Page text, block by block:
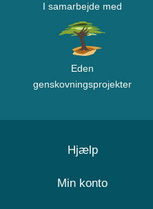
I samarbejde med
Eden
genskovningsprojekter
Hjælp
Min konto